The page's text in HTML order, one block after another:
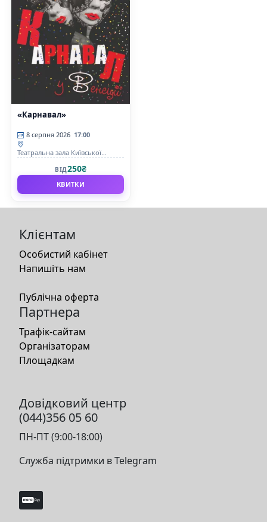
«Карнавал»
8 серпня 2026 17:00
Театральна зала Київської
ВІД250₴
КВИТКИ
Клієнтам
Особистий кабінет
Напишіть нам
Публічна оферта
Партнера
Трафік-сайтам
Організаторам
Площадкам
Довідковий центр
(044)356 05 60
ПН-ПТ (9:00-18:00)
Служба підтримки в Telegram